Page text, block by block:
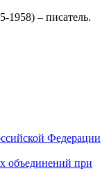
– писатель.
Федерации
объединений при